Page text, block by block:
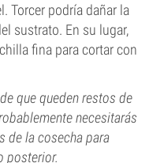
Torcer podría dañar la
sustrato. En su lugar,
fina para cortar con
que queden restos de
necesitarás
de la cosecha para
posterior.